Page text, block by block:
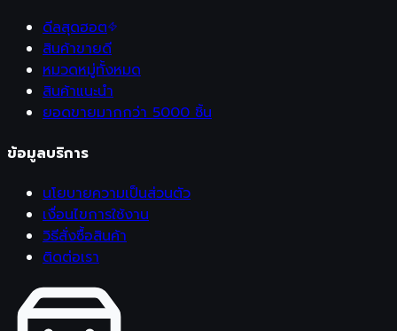
ดีลสุดฮอต
สินค้าขายดี
หมวดหมู่ทั้งหมด
สินค้าแนะนำ
ยอดขายมากกว่า 5000 ชิ้น
ข้อมูลบริการ
นโยบายความเป็นส่วนตัว
เงื่อนไขการใช้งาน
วิธีสั่งซื้อสินค้า
ติดต่อเรา